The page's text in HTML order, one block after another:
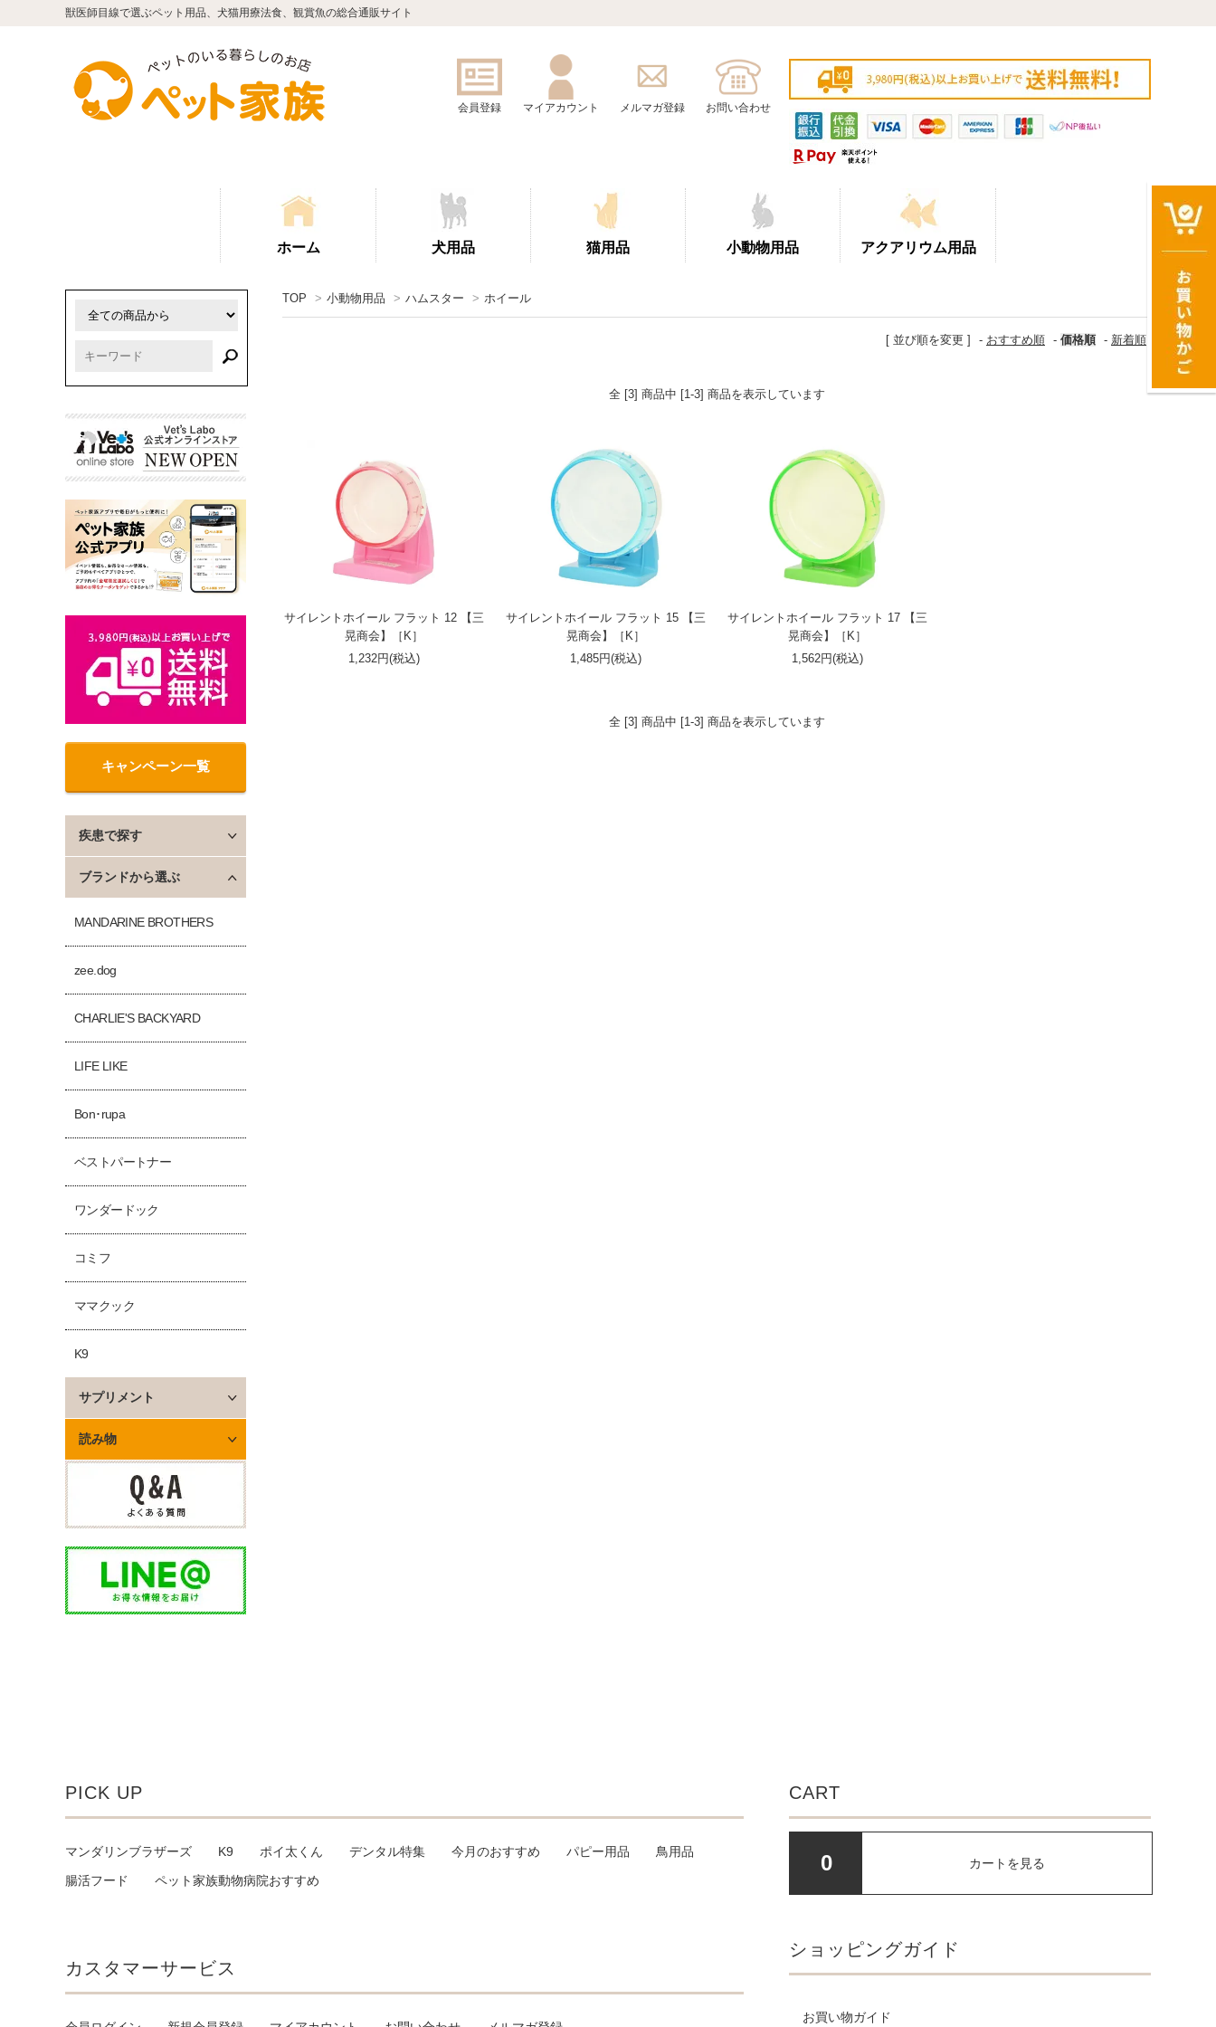
獣医師目線で選ぶペット用品、犬猫用療法食、観賞魚の総合通販サイト
会員登録 マイアカウント メルマガ登録 お問い合わせ
ホーム 犬用品 猫用品 小動物用品 アクアリウム用品
TOP > 小動物用品 > ハムスター > ホイール
[ 並び順を変更 ] - おすすめ順 - 価格順 - 新着順
全 [3] 商品中 [1-3] 商品を表示しています
サイレントホイール フラット 12 【三
晃商会】［K］
1,232円(税込)
サイレントホイール フラット 15 【三
晃商会】［K］
1,485円(税込)
サイレントホイール フラット 17 【三
晃商会】［K］
1,562円(税込)
全 [3] 商品中 [1-3] 商品を表示しています
キャンペーン一覧
疾患で探す
ブランドから選ぶ
MANDARINE BROTHERS
zee.dog
CHARLIE'S BACKYARD
LIFE LIKE
Bon･rupa
ベストパートナー
ワンダードック
コミフ
ママクック
K9
サプリメント
読み物
PICK UP
マンダリンブラザーズ K9 ポイ太くん デンタル特集 今月のおすすめ パピー用品
鳥用品
腸活フード
ペット家族動物病院おすすめ
カスタマーサービス
CART
0 カートを見る
ショッピングガイド
お買い物ガイド